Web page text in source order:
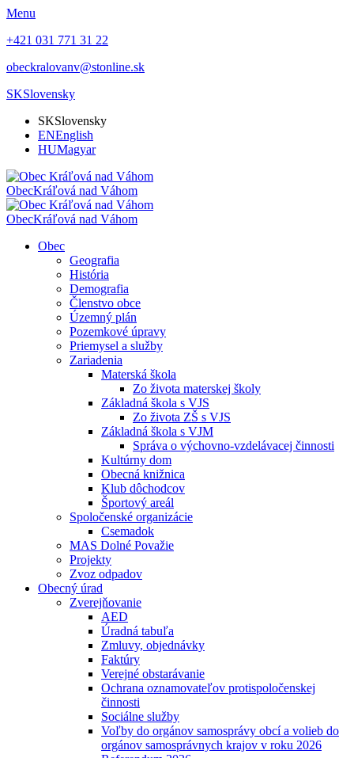
Menu
+421 031 771 31 22
obeckralovanv@stonline.sk
SKSlovensky
SKSlovensky
ENEnglish
HUMagyar
ObecKráľová nad Váhom
ObecKráľová nad Váhom
Obec
Geografia
História
Demografia
Členstvo obce
Územný plán
Pozemkové úpravy
Priemysel a služby
Zariadenia
Materská škola
Zo života materskej školy
Základná škola s VJS
Zo života ZŠ s VJS
Základná škola s VJM
Správa o výchovno-vzdelávacej činnosti
Kultúrny dom
Obecná knižnica
Klub dôchodcov
Športový areál
Spoločenské organizácie
Csemadok
MAS Dolné Považie
Projekty
Zvoz odpadov
Obecný úrad
Zverejňovanie
AED
Úradná tabuľa
Zmluvy, objednávky
Faktúry
Verejné obstarávanie
Ochrana oznamovateľov protispoločenskej
činnosti
Sociálne služby
Voľby do orgánov samosprávy obcí a volieb do
orgánov samosprávnych krajov v roku 2026